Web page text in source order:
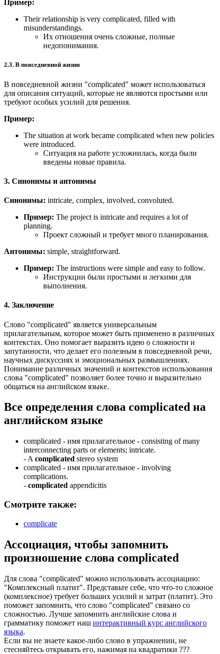
Пример:
Their relationship is very complicated, filled with
misunderstandings.
Их отношения очень сложные, полные
недопонимания.
2.3. В повседневной жизни
В повседневной жизни "complicated" может использоваться
для описания ситуаций, которые не являются простыми или
требуют особых усилий для решения.
Пример:
The situation at work became complicated when new policies
were introduced.
Ситуация на работе усложнилась, когда были
введены новые правила.
3. Синонимы и антонимы
Синонимы: intricate, complex, involved, convoluted.
Пример: The project is intricate and requires a lot of
planning.
Проект сложный и требует много планирования.
Антонимы: simple, straightforward.
Пример: The instructions were simple and easy to follow.
Инструкции были простыми и легкими для
выполнения.
4. Заключение
Слово "complicated" является универсальным
прилагательным, которое может быть применено в различных
контекстах. Оно помогает выразить идею о сложности и
запутанности, что делает его полезным в повседневной речи,
научных дискуссиях и эмоциональных размышлениях.
Понимание различных значений и контекстов использования
слова "complicated" позволяет более точно и выразительно
общаться на английском языке.
Все определения слова complicated на
английском языке
complicated - имя прилагательное - consisting of many
interconnecting parts or elements; intricate.
- A complicated stereo system
complicated - имя прилагательное - involving
complications.
- complicated appendicitis
Смотрите также:
complicate
Ассоциация, чтобы запомнить
произношение слова complicated
Для слова "complicated" можно использовать ассоциацию:
"Комплексный платит". Представьте себе, что что-то сложное
(комплексное) требует больших усилий и затрат (платит). Это
поможет запомнить, что слово "complicated" связано со
сложностью. Лучше запомнить английские слова и
грамматику поможет наш интерактивный курс английского
языка.
Если вы не знаете какое-либо слово в упражнении, не
стесняйтесь открывать его, нажимая на квадратики ???